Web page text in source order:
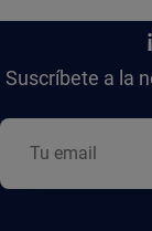
Suscríbete a la